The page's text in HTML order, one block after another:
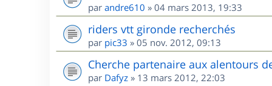
par andre610 » 04 mars 2013, 19:33
riders vtt gironde recherchés
par pic33 » 05 nov. 2012, 09:13
Cherche partenaire aux alentours
par Dafyz » 13 mars 2012, 22:03